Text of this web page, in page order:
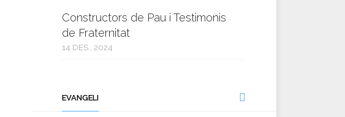
Constructors de Pau i Testimonis
de Fraternitat
14 DES., 2024
EVANGELI